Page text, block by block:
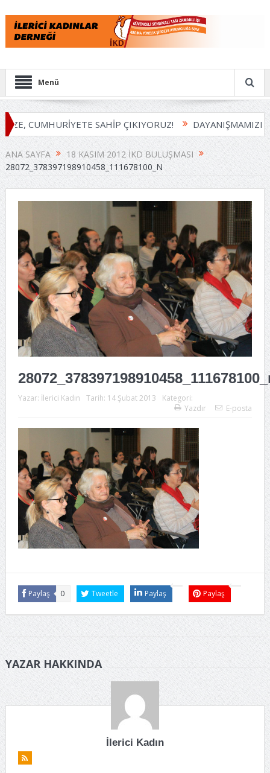
Menü
CUMHURİYETE SAHİP ÇIKIYORUZ! DAYANIŞMAMIZI
ANA SAYFA
18 KASIM 2012 İKD BULUŞMASI
28072_378397198910458_111678100_N
Yazar: İlerici Kadın Tarih: 14 Şubat 2013
Kategori:
Yazdır
E-posta
Paylaş 0 Tweetle Paylaş Paylaş
YAZAR HAKKINDA
İlerici Kadın